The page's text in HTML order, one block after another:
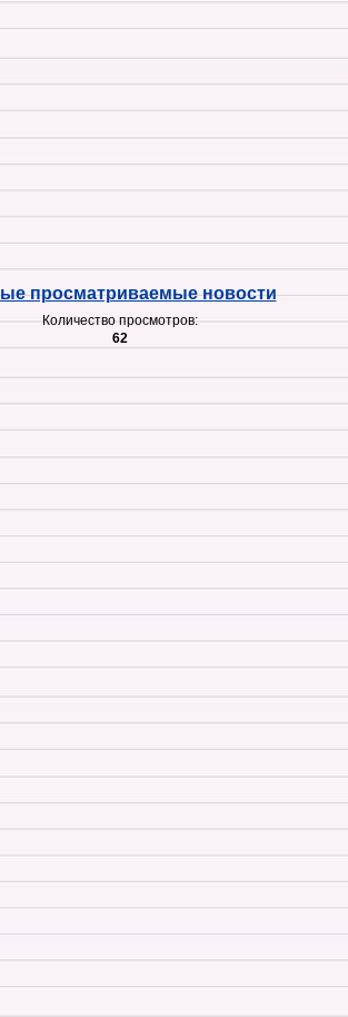
просматриваемые новости
Количество просмотров:
62